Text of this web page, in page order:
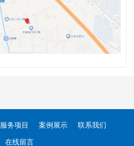
服务项目 案例展示 联系我们
在线留言